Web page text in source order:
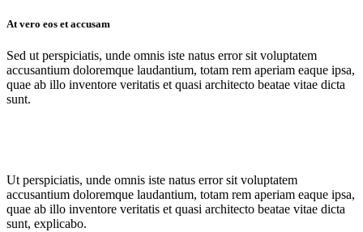
At vero eos et accusam
Sed ut perspiciatis, unde omnis iste natus error sit voluptatem
accusantium doloremque laudantium, totam rem aperiam eaque ipsa,
quae ab illo inventore veritatis et quasi architecto beatae vitae dicta
sunt.
Ut perspiciatis, unde omnis iste natus error sit voluptatem
accusantium doloremque laudantium, totam rem aperiam eaque ipsa,
quae ab illo inventore veritatis et quasi architecto beatae vitae dicta
sunt, explicabo.